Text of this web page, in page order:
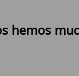
hemos